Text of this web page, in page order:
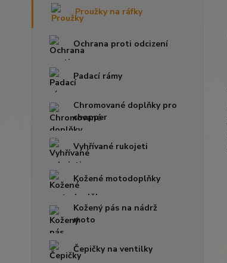
Proužky na ráfky
Ochrana proti odcizení
Padací rámy
Chromované doplňky pro
chopper
Vyhřívané rukojeti
Kožené motodoplňky
Kožený pás na nádrž
moto
Čepičky na ventilky